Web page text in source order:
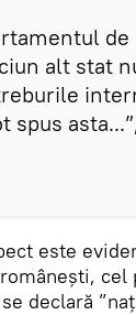
de
alt stat
spus
este
cel
declară